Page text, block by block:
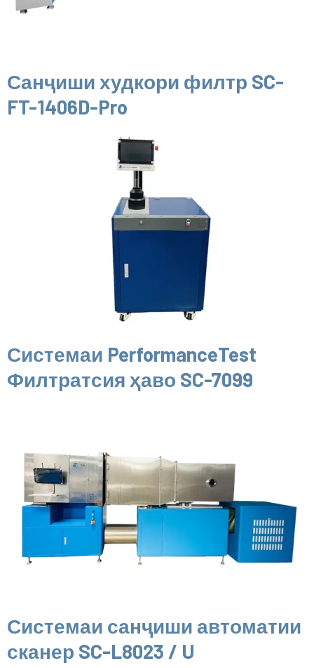
Санҷиши худкори филтр SC-
FT-1406D-Pro
Системаи PerformanceTest
Филтратсия ҳаво SC-7099
Системаи санҷиши автоматии
сканер SC-L8023 / U